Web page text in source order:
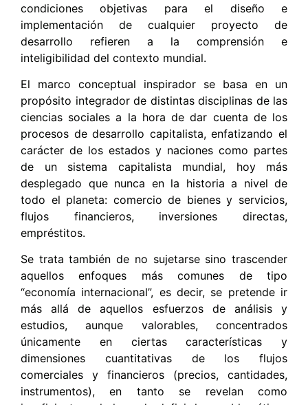
condiciones objetivas para el diseño e
implementación de cualquier proyecto de
desarrollo refieren a la comprensión e
inteligibilidad del contexto mundial.
El marco conceptual inspirador se basa en un
propósito integrador de distintas disciplinas de las
ciencias sociales a la hora de dar cuenta de los
procesos de desarrollo capitalista, enfatizando el
carácter de los estados y naciones como partes
de un sistema capitalista mundial, hoy más
desplegado que nunca en la historia a nivel de
todo el planeta: comercio de bienes y servicios,
flujos financieros, inversiones directas,
empréstitos.
Se trata también de no sujetarse sino trascender
aquellos enfoques más comunes de tipo
“economía internacional”, es decir, se pretende ir
más allá de aquellos esfuerzos de análisis y
estudios, aunque valorables, concentrados
únicamente en ciertas características y
dimensiones cuantitativas de los flujos
comerciales y financieros (precios, cantidades,
instrumentos), en tanto se revelan como